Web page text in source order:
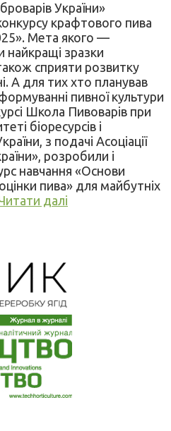
України»
крафтового пива
Мета якого —
найкращі зразки
сприяти розвитку
А для тих хто планував
пивної культури
Школа Пивоварів при
біоресурсів і
з подачі Асоціації
розробили і
навчання «Основи
пива» для майбутніх
далі